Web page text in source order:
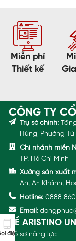
Miễn phí
Thiết kế
CÔNG TY
Trụ sở chính:
Hùng, Phường Từ
Chi nhánh miền
TP. Hồ Chí Minh
Xưởng sản xuất
An, An Khánh,
Hotline: 0888 860
Email:
VỀ ARISTINO
Hồ sơ năng lực
điện